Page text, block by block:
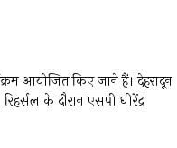
आयोजित किए जाने हैं। देहरादून
के दौरान एसपी धीरेंद्र